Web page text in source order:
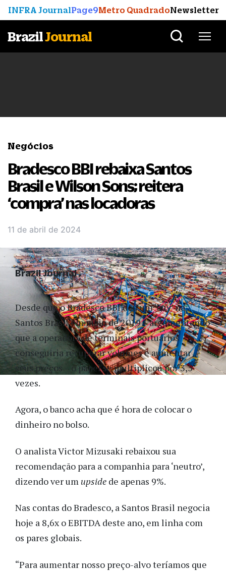
INFRA JournalPage9Metro QuadradoNewsletter
BrazilJournal
Negócios
Bradesco BBI rebaixa Santos
Brasil e Wilson Sons; reitera
‘compra’ nas locadoras
11 de abril de 2024
Desde que o Bradesco BBI deu um ‘buy’ na
Santos Brasil em maio de 2019 – argumentando
que a operadora de terminais portuários
conseguiria recuperar volumes e aumentar
seus preços – o papel se multiplicou por 3,5
vezes.
Agora, o banco acha que é hora de colocar o
dinheiro no bolso.
O analista Victor Mizusaki rebaixou sua
recomendação para a companhia para ‘neutro’,
dizendo ver um upside de apenas 9%.
Nas contas do Bradesco, a Santos Brasil negocia
hoje a 8,6x o EBITDA deste ano, em linha com
os pares globais.
“Para aumentar nosso preço-alvo teríamos que
Brazil Journal